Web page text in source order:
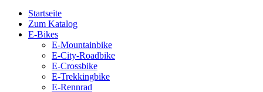
Startseite
Zum Katalog
E-Bikes
E-Mountainbike
E-City-Roadbike
E-Crossbike
E-Trekkingbike
E-Rennrad